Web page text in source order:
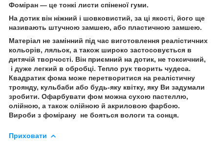
Фоміран — це тонкі листи спіненої гуми.
На дотик він ніжний і шовковистий, за ці якості, його ще
називають штучною замшею, або пластичною замшею.
Матеріал не замінний під час виготовлення реалістичних
кольорів, ляльок, а також широко застосовується в
дитячій творчості. Він приємний на дотик, не токсичний,
і дуже легкий в обробці. Тепло рук творить чудеса.
Квадратик фома може перетворитися на реалістичну
троянду, кульбаби або будь-яку квітку, яку Ви задумали
зробити. Офарбувати фом можна сухою пастеллю,
олійною, а також олійною й акриловою фарбою.
Вироби з фомірану не бояться вологи та сонця.
Приховати